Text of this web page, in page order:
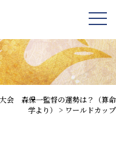
会 森保一監督の運勢は？（算命
学より）
> ワールドカップ